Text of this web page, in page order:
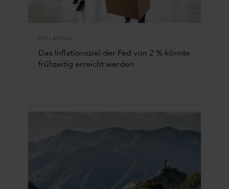
INFLATION
Das Inflationsziel der Fed von 2 % könnte
frühzeitig erreicht werden